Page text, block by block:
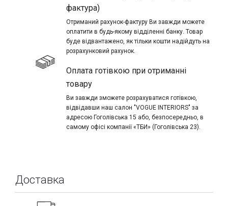
фактура)
Отриманий рахунок-фактуру Ви завжди можете
оплатити в будь-якому відділенні банку. Товар
буде відвантажено, як тільки кошти надійдуть на
розрахунковий рахунок.
Оплата готівкою при отриманні
товару
Ви завжди зможете розрахуватися готівкою,
відвідавши наш салон "VOGUE INTERIORS" за
адресою Гоголівська 15 або, безпосередньо, в
самому офісі компанії «ТБИ» (Гоголівська 23).
Доставка